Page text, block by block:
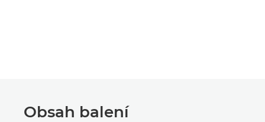
Obsah balení